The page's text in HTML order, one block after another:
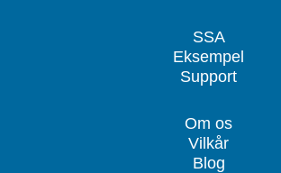
SSA
Eksempel
Support
Om os
Vilkår
Blog